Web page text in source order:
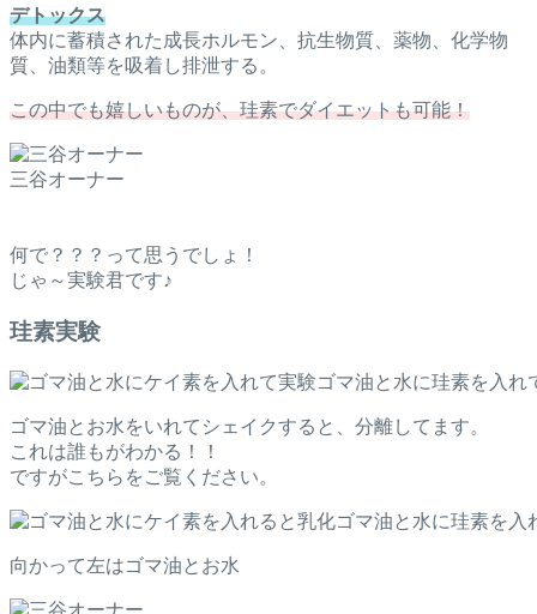
デトックス
体内に蓄積された成長ホルモン、抗生物質、薬物、化学物
質、油類等を吸着し排泄する。
この中でも嬉しいものが、珪素でダイエットも可能！
三谷オーナー
何で？？？って思うでしょ！
じゃ～実験君です♪
珪素実験
ゴマ油と水に珪素を入れ
ゴマ油とお水をいれてシェイクすると、分離してます。
これは誰もがわかる！！
ですがこちらをご覧ください。
ゴマ油と水に珪素を入
向かって左はゴマ油とお水